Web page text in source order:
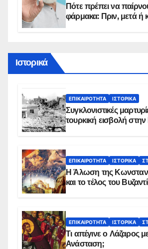
Πότε πρέπει να
φάρμακα: Πριν, μετά ή
Ιστορικά
ΕΠΙΚΑΙΡΌΤΗΤΑ ΙΣΤΟΡΙΚΆ
Συγκλονιστικές
τουρκική εισβολή
ΕΠΙΚΑΙΡΌΤΗΤΑ ΙΣΤΟΡΙΚΆ
Η Άλωση της
και το τέλος του
ΕΠΙΚΑΙΡΌΤΗΤΑ ΙΣΤΟΡΙΚΆ
Τι απέγινε ο Λάζαρος
Ανάσταση;